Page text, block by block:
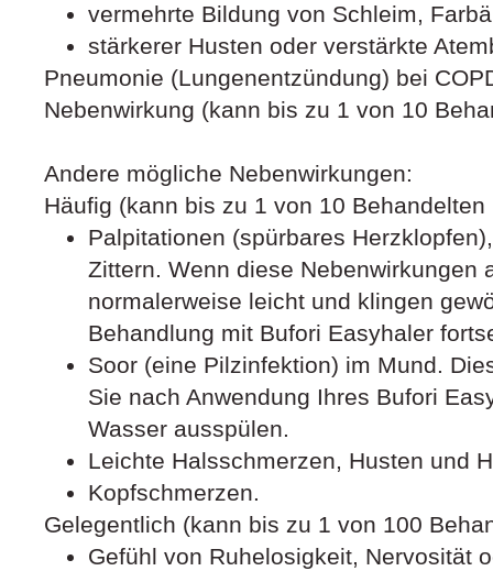
vermehrte Bildung von Schleim,
stärkerer Husten oder verstärkte
Pneumonie (Lungenentzündung) bei
Nebenwirkung (kann bis zu 1 von 10
Andere mögliche Nebenwirkungen:
Häufig (kann bis zu 1 von 10 Behandelten
Palpitationen (spürbares
Zittern. Wenn diese Nebenwirkungen
normalerweise leicht und klingen
Behandlung mit Bufori Easyhaler
Soor (eine Pilzinfektion) im Mund.
Sie nach Anwendung Ihres Bufori
Wasser ausspülen.
Leichte Halsschmerzen, Husten und
Kopfschmerzen.
Gelegentlich (kann bis zu 1 von 100
Gefühl von Ruhelosigkeit, Nervosität